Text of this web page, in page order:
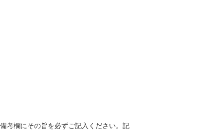
考欄にその旨を必ずご記入ください。記